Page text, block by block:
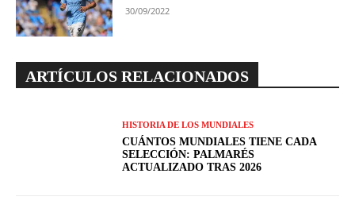
30/09/2022
ARTÍCULOS RELACIONADOS
HISTORIA DE LOS MUNDIALES
CUÁNTOS MUNDIALES TIENE CADA
SELECCIÓN: PALMARÉS
ACTUALIZADO TRAS 2026